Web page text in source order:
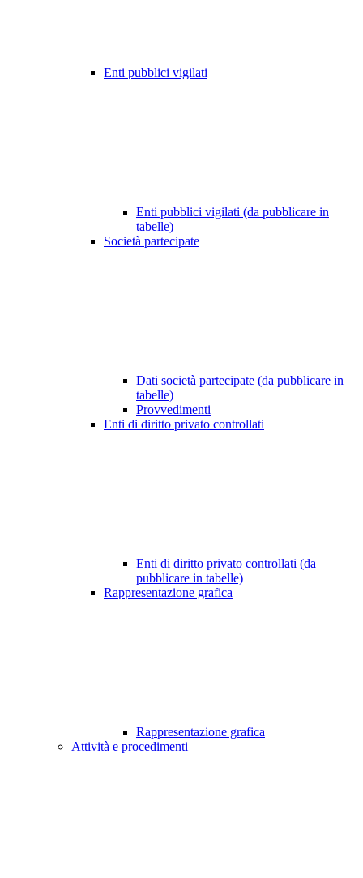
Enti pubblici vigilati
Enti pubblici vigilati (da pubblicare in
tabelle)
Società partecipate
Dati società partecipate (da pubblicare in
tabelle)
Provvedimenti
Enti di diritto privato controllati
Enti di diritto privato controllati (da
pubblicare in tabelle)
Rappresentazione grafica
Rappresentazione grafica
Attività e procedimenti